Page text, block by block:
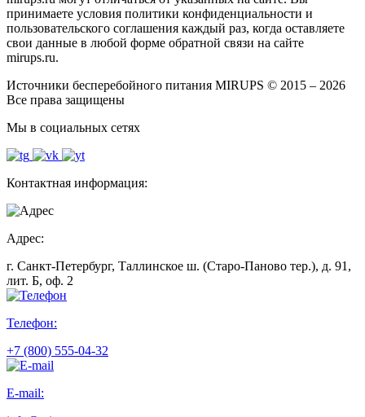
принимаете условия политики конфиденциальности и
пользовательского соглашения каждый раз, когда оставляете
свои данные в любой форме обратной связи на сайте
mirups.ru.
Источники бесперебойного питания MIRUPS © 2015 – 2026
Все права защищены
Мы в социальных сетях
Контактная информация:
Адрес:
г. Санкт-Петербург, Таллинское ш. (Старо-Паново тер.), д. 91,
лит. Б, оф. 2
Телефон:
+7 (800) 555-04-32
E-mail: